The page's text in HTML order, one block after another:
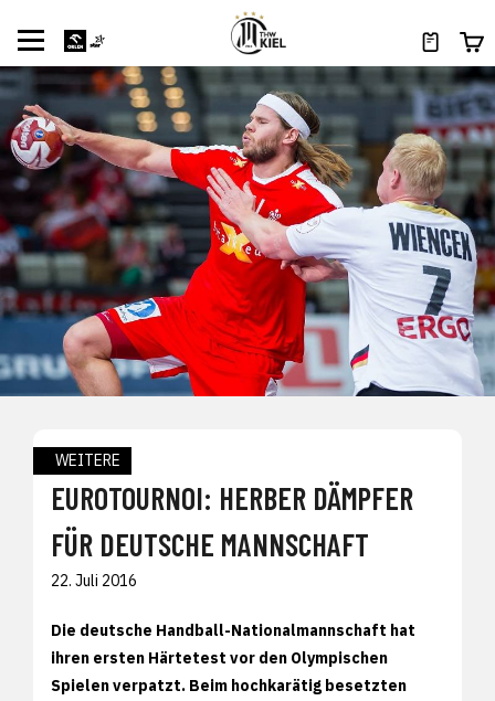
WEITERE
EUROTOURNOI: HERBER DÄMPFER
FÜR DEUTSCHE MANNSCHAFT
22. Juli 2016
Die deutsche Handball-Nationalmannschaft hat
ihren ersten Härtetest vor den Olympischen
Spielen verpatzt. Beim hochkarätig besetzten